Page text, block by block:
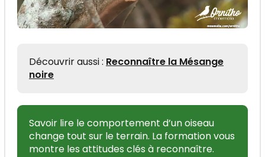
Découvrir aussi : Reconnaître la Mésange
noire
Savoir lire le comportement d’un oiseau
change tout sur le terrain. La formation vous
montre les attitudes clés à reconnaître.